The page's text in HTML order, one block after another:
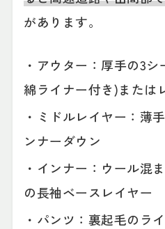
があります。
・アウター：厚手の3
綿ライナー付き)または
・ミドルレイヤー：薄
ンナーダウン
・インナー：ウール混
の長袖ベースレイヤー
・パンツ：裏起毛のラ